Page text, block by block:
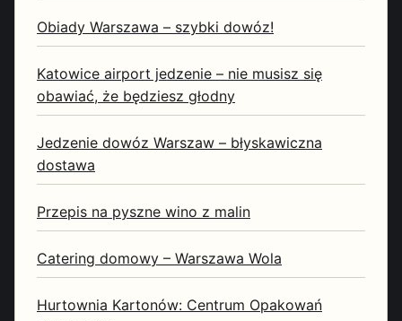
Obiady Warszawa – szybki dowóz!
Katowice airport jedzenie – nie musisz się
obawiać, że będziesz głodny
Jedzenie dowóz Warszaw – błyskawiczna
dostawa
Przepis na pyszne wino z malin
Catering domowy – Warszawa Wola
Hurtownia Kartonów: Centrum Opakowań